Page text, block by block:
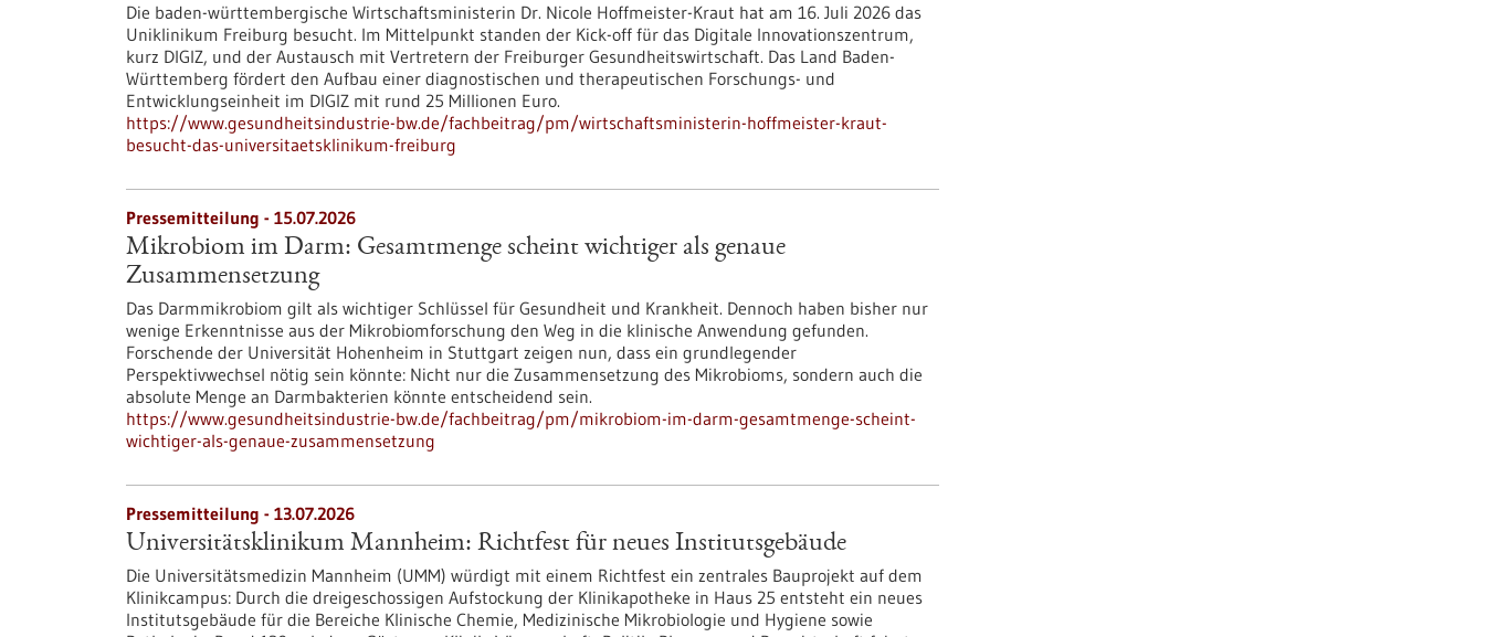
Die baden-württembergische Wirtschaftsministerin Dr. Nicole Hoffmeister-Kraut hat am 16. Juli 2026 das
Uniklinikum Freiburg besucht. Im Mittelpunkt standen der Kick-off für das Digitale Innovationszentrum,
kurz DIGIZ, und der Austausch mit Vertretern der Freiburger Gesundheitswirtschaft. Das Land Baden-
Württemberg fördert den Aufbau einer diagnostischen und therapeutischen Forschungs- und
Entwicklungseinheit im DIGIZ mit rund 25 Millionen Euro.
https://www.gesundheitsindustrie-bw.de/fachbeitrag/pm/wirtschaftsministerin-hoffmeister-kraut-
besucht-das-universitaetsklinikum-freiburg
Pressemitteilung - 15.07.2026
Mikrobiom im Darm: Gesamtmenge scheint wichtiger als genaue
Zusammensetzung
Das Darmmikrobiom gilt als wichtiger Schlüssel für Gesundheit und Krankheit. Dennoch haben bisher nur
wenige Erkenntnisse aus der Mikrobiomforschung den Weg in die klinische Anwendung gefunden.
Forschende der Universität Hohenheim in Stuttgart zeigen nun, dass ein grundlegender
Perspektivwechsel nötig sein könnte: Nicht nur die Zusammensetzung des Mikrobioms, sondern auch die
absolute Menge an Darmbakterien könnte entscheidend sein.
https://www.gesundheitsindustrie-bw.de/fachbeitrag/pm/mikrobiom-im-darm-gesamtmenge-scheint-
wichtiger-als-genaue-zusammensetzung
Pressemitteilung - 13.07.2026
Universitätsklinikum Mannheim: Richtfest für neues Institutsgebäude
Die Universitätsmedizin Mannheim (UMM) würdigt mit einem Richtfest ein zentrales Bauprojekt auf dem
Klinikcampus: Durch die dreigeschossigen Aufstockung der Klinikapotheke in Haus 25 entsteht ein neues
Institutsgebäude für die Bereiche Klinische Chemie, Medizinische Mikrobiologie und Hygiene sowie